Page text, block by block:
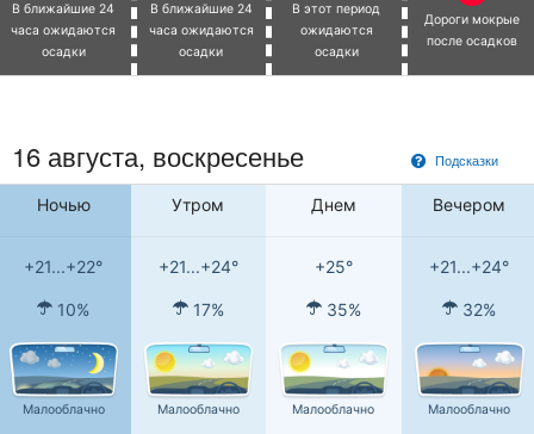
В ближайшие 24
часа ожидаются
осадки
В ближайшие 24
часа ожидаются
осадки
В этот период
ожидаются
осадки
Дороги мокрые
после осадков
Подсказки
16 августа, воскресенье
Ночью Утром Днем Вечером
+21...+22° +21...+24° +25° +21...+24°
10% 17% 35% 32%
Малооблачно Малооблачно Малооблачно Малооблачно